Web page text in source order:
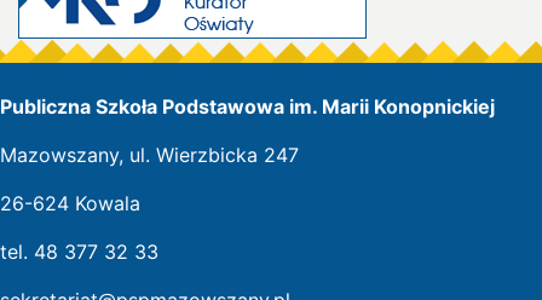
Publiczna Szkoła Podstawowa im. Marii Konopnickiej
Mazowszany, ul. Wierzbicka 247
26-624 Kowala
tel. 48 377 32 33